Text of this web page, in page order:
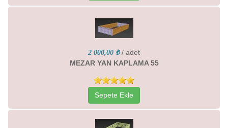
2 000,00 ₺ / adet
MEZAR YAN KAPLAMA 55
Sepete Ekle